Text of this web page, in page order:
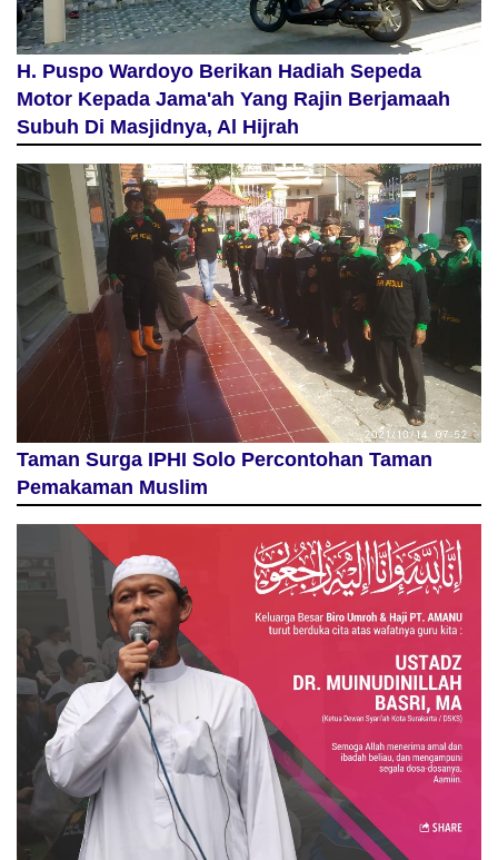
H. Puspo Wardoyo Berikan Hadiah Sepeda
Motor Kepada Jama'ah Yang Rajin Berjamaah
Subuh Di Masjidnya, Al Hijrah
Taman Surga IPHI Solo Percontohan Taman
Pemakaman Muslim